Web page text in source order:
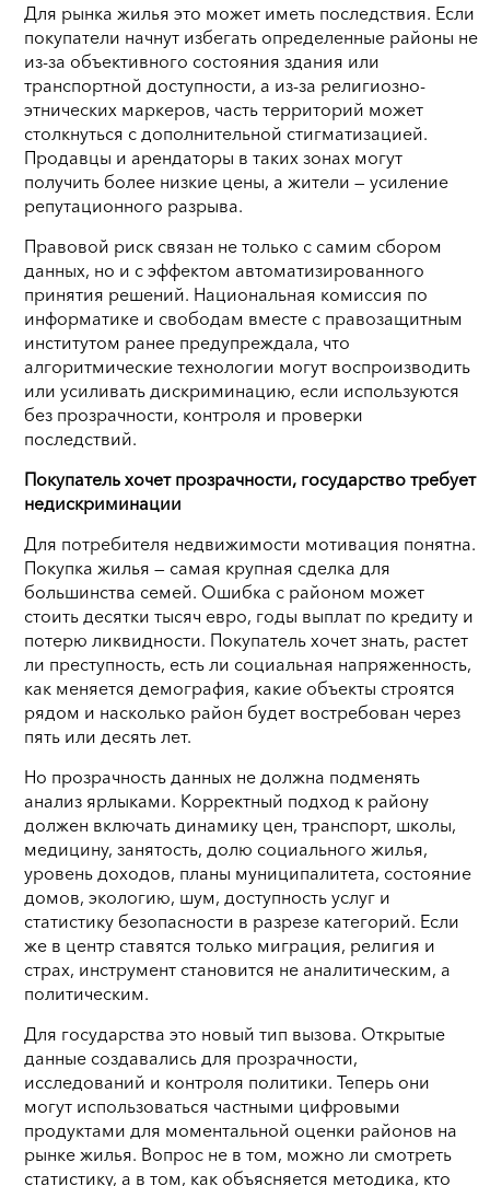
Для рынка жилья это может иметь последствия. Если
покупатели начнут избегать определенные районы не
из-за объективного состояния здания или
транспортной доступности, а из-за религиозно-
этнических маркеров, часть территорий может
столкнуться с дополнительной стигматизацией.
Продавцы и арендаторы в таких зонах могут
получить более низкие цены, а жители — усиление
репутационного разрыва.
Правовой риск связан не только с самим сбором
данных, но и с эффектом автоматизированного
принятия решений. Национальная комиссия по
информатике и свободам вместе с правозащитным
институтом ранее предупреждала, что
алгоритмические технологии могут воспроизводить
или усиливать дискриминацию, если используются
без прозрачности, контроля и проверки
последствий.
Покупатель хочет прозрачности, государство требует
недискриминации
Для потребителя недвижимости мотивация понятна.
Покупка жилья — самая крупная сделка для
большинства семей. Ошибка с районом может
стоить десятки тысяч евро, годы выплат по кредиту и
потерю ликвидности. Покупатель хочет знать, растет
ли преступность, есть ли социальная напряженность,
как меняется демография, какие объекты строятся
рядом и насколько район будет востребован через
пять или десять лет.
Но прозрачность данных не должна подменять
анализ ярлыками. Корректный подход к району
должен включать динамику цен, транспорт, школы,
медицину, занятость, долю социального жилья,
уровень доходов, планы муниципалитета, состояние
домов, экологию, шум, доступность услуг и
статистику безопасности в разрезе категорий. Если
же в центр ставятся только миграция, религия и
страх, инструмент становится не аналитическим, а
политическим.
Для государства это новый тип вызова. Открытые
данные создавались для прозрачности,
исследований и контроля политики. Теперь они
могут использоваться частными цифровыми
продуктами для моментальной оценки районов на
рынке жилья. Вопрос не в том, можно ли смотреть
статистику, а в том, как объясняется методика, кто